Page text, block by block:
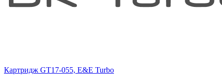
Картридж GT17-055, E&E Turbo